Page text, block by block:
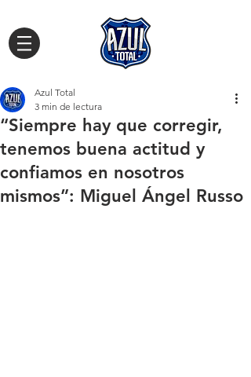
“Siempre hay que corregir,
tenemos buena actitud y
confiamos en nosotros
mismos”: Miguel Ángel Russo
Azul Total
3 min de lectura